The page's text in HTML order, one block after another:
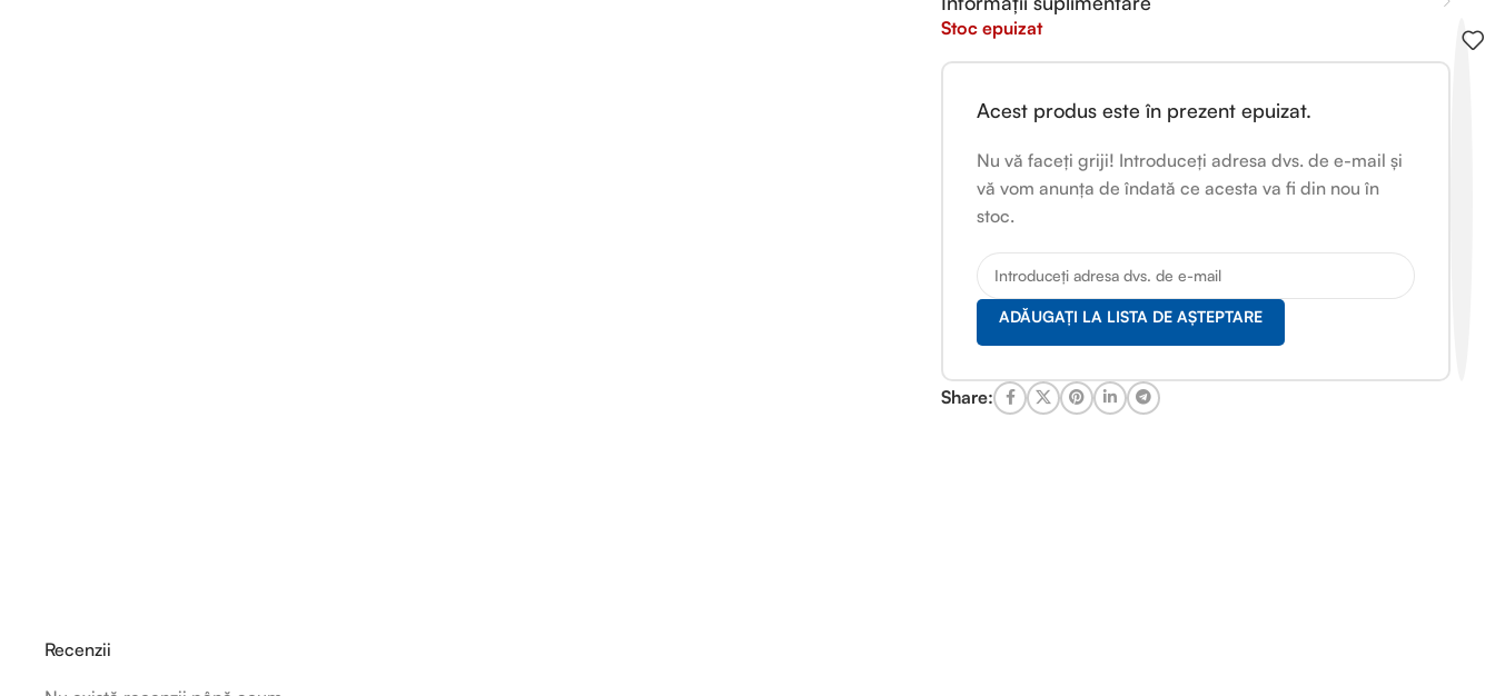
Stoc epuizat
Acest produs este în prezent epuizat.
Nu vă faceți griji! Introduceți adresa dvs. de e-mail și
vă vom anunța de îndată ce acesta va fi din nou în
stoc.
ADĂUGAȚI LA LISTA DE AȘTEPTARE
Share:
Recenzii